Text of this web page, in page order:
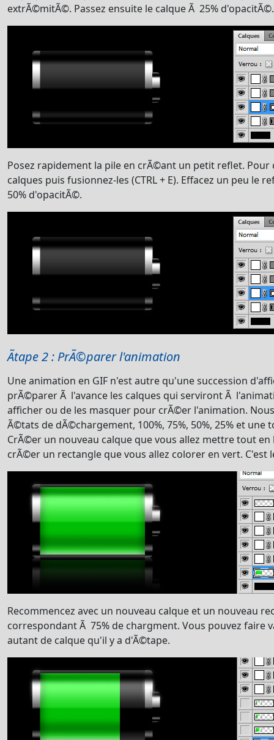
extrÃ©mitÃ©. Passez ensuite le calque Ã 25% d'opacitÃ©.
Posez rapidement la pile en crÃ©ant un petit reflet. Pour
calques puis fusionnez-les (CTRL + E). Effacez un peu le
50% d'opacitÃ©.
Ãtape 2 : PrÃ©parer l'animation
Une animation en GIF n'est autre qu'une succession
prÃ©parer Ã l'avance les calques qui serviront Ã
afficher ou de les masquer pour crÃ©er l'animation.
Ã©tats de dÃ©chargement, 100%, 75%, 50%, 25% et une
CrÃ©er un nouveau calque que vous allez mettre tout en
crÃ©er un rectangle que vous allez colorer en vert. C'est
Recommencez avec un nouveau calque et un nouveau
correspondant Ã 75% de chargment. Vous pouvez faire
autant de calque qu'il y a d'Ã©tape.